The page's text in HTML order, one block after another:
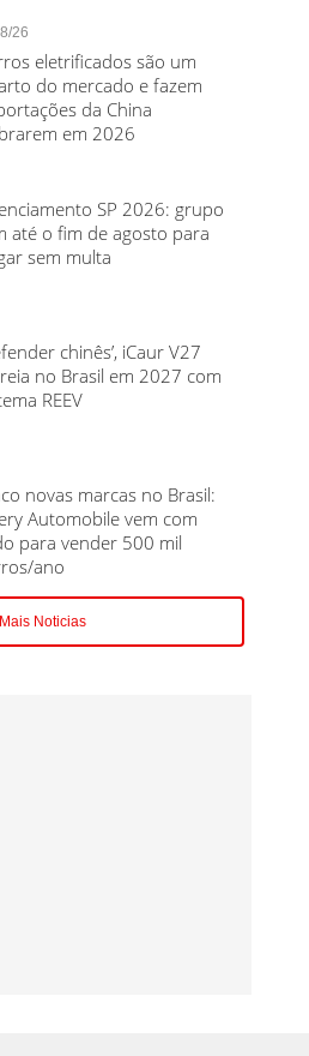
26
eletrificados são um
do mercado e fazem
da China
em 2026
SP 2026: grupo
até o fim de agosto para
sem multa
chinês’, iCaur V27
no Brasil em 2027 com
REEV
novas marcas no Brasil:
Automobile vem com
para vender 500 mil
ano
Mais Noticias